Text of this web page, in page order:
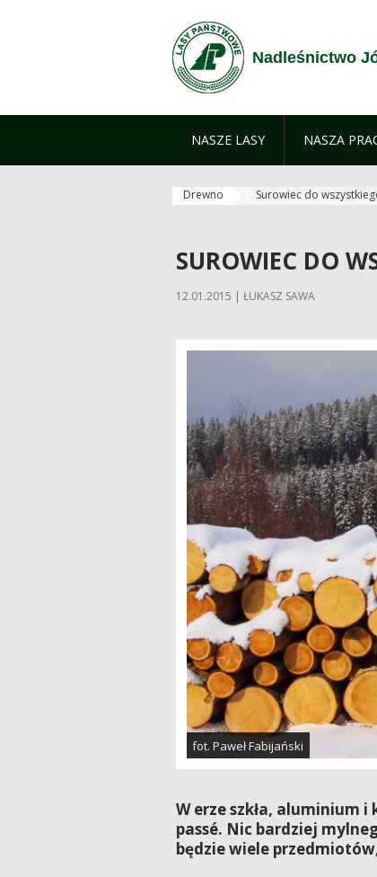
Nadleśnictwo
NASZE LASY NASZA
Drewno Surowiec do
SUROWIEC DO
12.01.2015 | ŁUKASZ SAWA
fot. Paweł Fabijański
W erze szkła, aluminium
passé. Nic bardziej
będzie wiele